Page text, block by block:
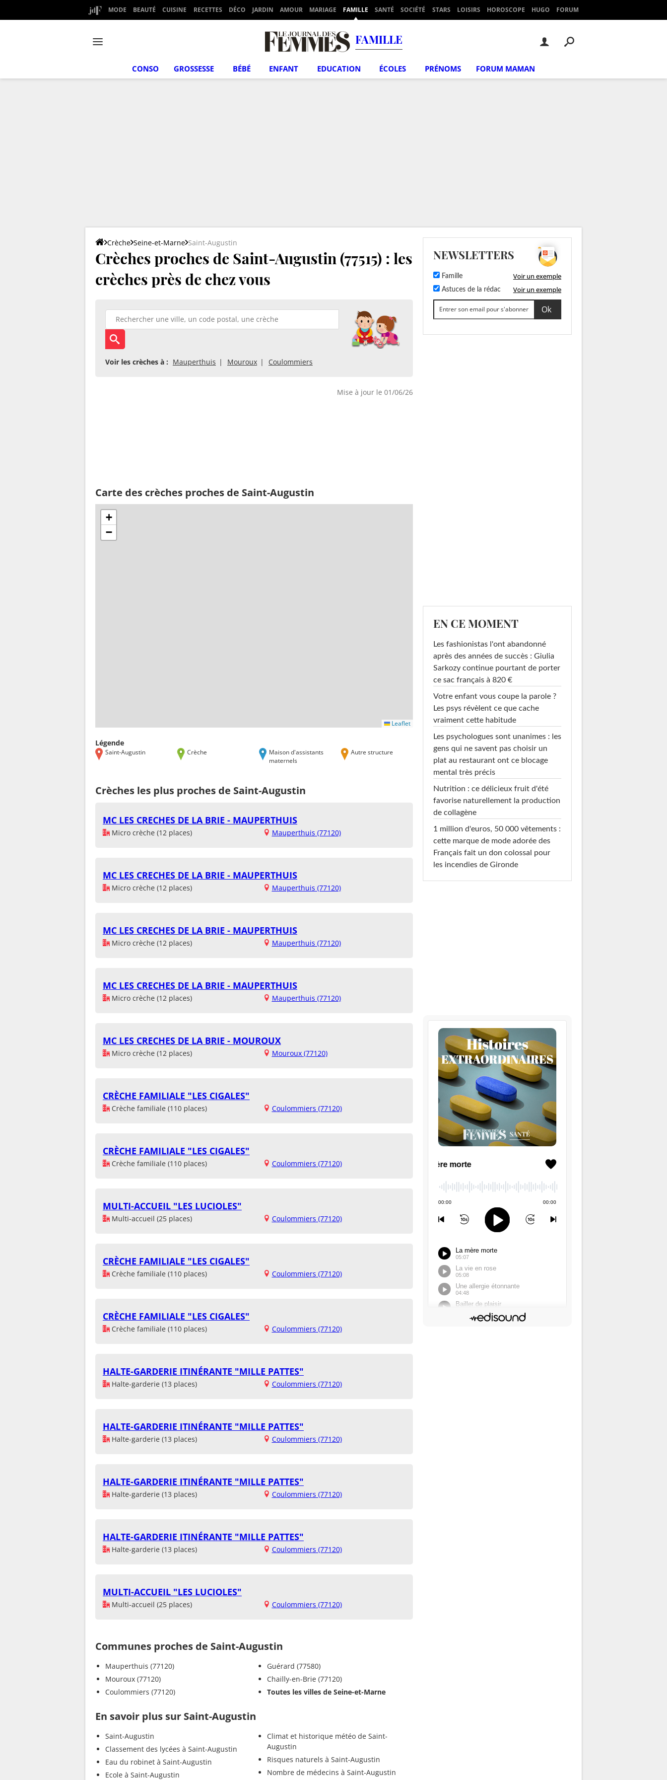
MODE BEAUTÉ CUISINE RECETTES DÉCO JARDIN AMOUR MARIAGE FAMILLE SANTÉ SOCIÉTÉ STARS LOISIRS HOROSCOPE HUGO FORUM
FAMILLE
CONSO GROSSESSE BÉBÉ ENFANT EDUCATION ÉCOLES PRÉNOMS FORUM MAMAN
Crèche Seine-et-Marne Saint-Augustin
Crèches proches de Saint-Augustin (77515) : les
crèches près de chez vous
Voir les crèches à : Mauperthuis Mouroux Coulommiers
Mise à jour le 01/06/26
Carte des crèches proches de Saint-Augustin
+
−
Leaflet
Légende
Saint-Augustin Crèche
Maison d'assistants
maternels
Autre structure
Crèches les plus proches de Saint-Augustin
MC LES CRECHES DE LA BRIE - MAUPERTHUIS
Micro crèche (12 places) Mauperthuis (77120)
MC LES CRECHES DE LA BRIE - MAUPERTHUIS
Micro crèche (12 places) Mauperthuis (77120)
MC LES CRECHES DE LA BRIE - MAUPERTHUIS
Micro crèche (12 places) Mauperthuis (77120)
MC LES CRECHES DE LA BRIE - MAUPERTHUIS
Micro crèche (12 places) Mauperthuis (77120)
MC LES CRECHES DE LA BRIE - MOUROUX
Micro crèche (12 places) Mouroux (77120)
CRÈCHE FAMILIALE "LES CIGALES"
Crèche familiale (110 places) Coulommiers (77120)
CRÈCHE FAMILIALE "LES CIGALES"
Crèche familiale (110 places) Coulommiers (77120)
MULTI-ACCUEIL "LES LUCIOLES"
Multi-accueil (25 places) Coulommiers (77120)
CRÈCHE FAMILIALE "LES CIGALES"
Crèche familiale (110 places) Coulommiers (77120)
CRÈCHE FAMILIALE "LES CIGALES"
Crèche familiale (110 places) Coulommiers (77120)
HALTE-GARDERIE ITINÉRANTE "MILLE PATTES"
Halte-garderie (13 places) Coulommiers (77120)
HALTE-GARDERIE ITINÉRANTE "MILLE PATTES"
Halte-garderie (13 places) Coulommiers (77120)
HALTE-GARDERIE ITINÉRANTE "MILLE PATTES"
Halte-garderie (13 places) Coulommiers (77120)
HALTE-GARDERIE ITINÉRANTE "MILLE PATTES"
Halte-garderie (13 places) Coulommiers (77120)
MULTI-ACCUEIL "LES LUCIOLES"
Multi-accueil (25 places) Coulommiers (77120)
Communes proches de Saint-Augustin
Mauperthuis (77120)
Mouroux (77120)
Coulommiers (77120)
Guérard (77580)
Chailly-en-Brie (77120)
Toutes les villes de Seine-et-Marne
En savoir plus sur Saint-Augustin
Saint-Augustin
Classement des lycées à Saint-Augustin
Eau du robinet à Saint-Augustin
Ecole à Saint-Augustin
Climat et historique météo de Saint-
Augustin
Risques naturels à Saint-Augustin
Nombre de médecins à Saint-Augustin
NEWSLETTERS
Famille Voir un exemple
Astuces de la rédac Voir un exemple
EN CE MOMENT
Les fashionistas l'ont abandonné
après des années de succès : Giulia
Sarkozy continue pourtant de porter
ce sac français à 820 €
Votre enfant vous coupe la parole ?
Les psys révèlent ce que cache
vraiment cette habitude
Les psychologues sont unanimes : les
gens qui ne savent pas choisir un
plat au restaurant ont ce blocage
mental très précis
Nutrition : ce délicieux fruit d'été
favorise naturellement la production
de collagène
1 million d'euros, 50 000 vêtements :
cette marque de mode adorée des
Français fait un don colossal pour
les incendies de Gironde